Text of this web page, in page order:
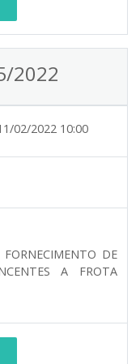
2022
02/2022 10:00
DE
A FROTA